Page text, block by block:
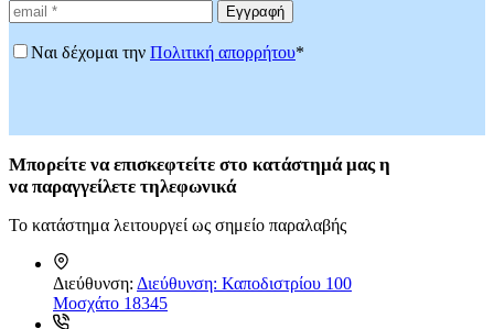
Εγγραφή
Ναι δέχομαι την Πολιτική απορρήτου*
Μπορείτε να επισκεφτείτε στο κατάστημά μας η
ναπαραγγείλετε τηλεφωνικά
Το κατάστημα λειτουργεί ως σημείο παραλαβής
Διεύθυνση: Διεύθυνση: Καποδιστρίου 100
Μοσχάτο 18345